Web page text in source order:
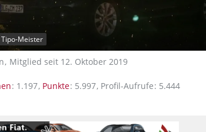
Tipo-Meister
Mitglied seit 12. Oktober 2019
1.197 Punkte 5.997 Profil-Aufrufe 5.444